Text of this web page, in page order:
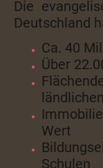
Die
Deutschland
Ca. 40
Über
Wert
Schulen